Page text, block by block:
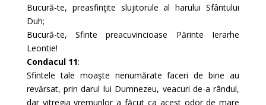
Bucură-te, preasfinţite slujitorule al harului Sfântului
Duh;
Bucură-te, Sfinte preacuvincioase Părinte Ierarhe
Leontie!
Condacul 11:
Sfintele tale moaşte nenumărate faceri de bine au
revărsat, prin darul lui Dumnezeu, veacuri de-a rândul,
dar vitregia vremurilor a făcut ca acest odor de mare